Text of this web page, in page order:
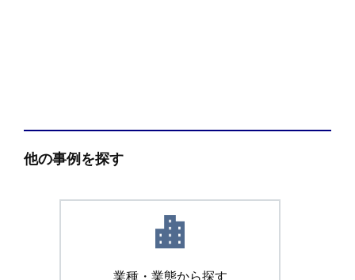
他の事例を探す
業種・業態から探す